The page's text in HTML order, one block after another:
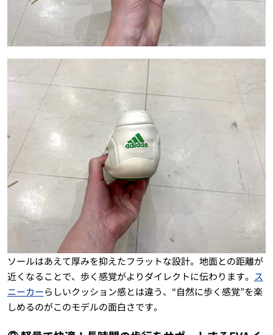
ソールはあえて厚みを抑えたフラットな設計。地面との距離が
近くなることで、歩く感覚がよりダイレクトに伝わります。 ス
ニーカーらしいクッション感とは違う、“自然に歩く感覚”を楽
しめるのがこのモデルの面白さです。